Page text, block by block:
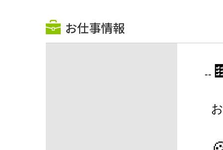
お仕事情報
--